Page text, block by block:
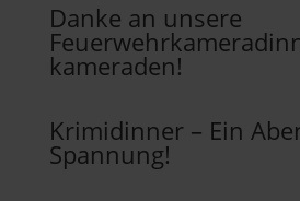
Danke an unsere
kameraden!
Krimidinner – Ein
Spannung!